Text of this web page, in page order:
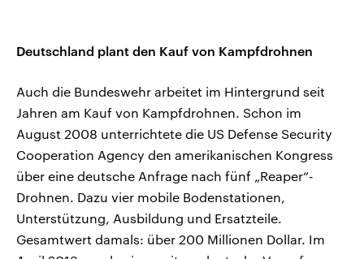
Deutschland plant den Kauf von Kampfdrohnen
Auch die Bundeswehr arbeitet im Hintergrund seit
Jahren am Kauf von Kampfdrohnen. Schon im
August 2008 unterrichtete die US Defense Security
Cooperation Agency den amerikanischen Kongress
über eine deutsche Anfrage nach fünf „Reaper“-
Drohnen. Dazu vier mobile Bodenstationen,
Unterstützung, Ausbildung und Ersatzteile.
Gesamtwert damals: über 200 Millionen Dollar. Im